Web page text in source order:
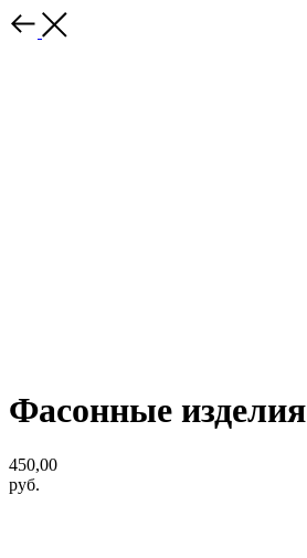
Фасонные изделия
450,00
руб.